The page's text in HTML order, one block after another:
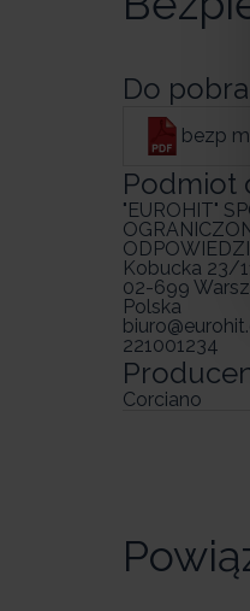
Do
bezp
Podmiot
"EUROHIT"
Kobucka 23/
02-699
Polska
221001234
Corciano